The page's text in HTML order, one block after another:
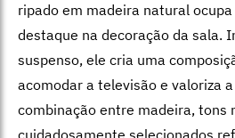
ripado em madeira natural
destaque na decoração da sala.
suspenso, ele cria uma
acomodar a televisão e valoriza
combinação entre madeira, tons